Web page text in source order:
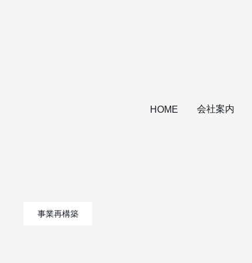
HOME 会社案内
事業再構築